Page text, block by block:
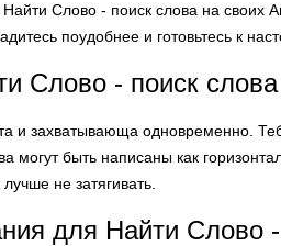
Найти Слово - поиск слова на
поудобнее и готовьтесь к
Слово - поиск слова
и захватывающа одновременно.
могут быть написаны как
не затягивать.
для Найти Слово